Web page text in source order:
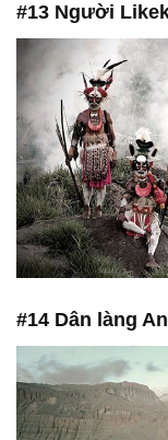
#13 Người
#14 Dân làng